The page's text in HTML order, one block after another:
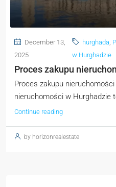
December 13,
2025
hurghada,
w Hurghadzie
Proces zakupu
Proces zakupu
nieruchomości w Hurghadzie
Continue reading
by horizonrealestate